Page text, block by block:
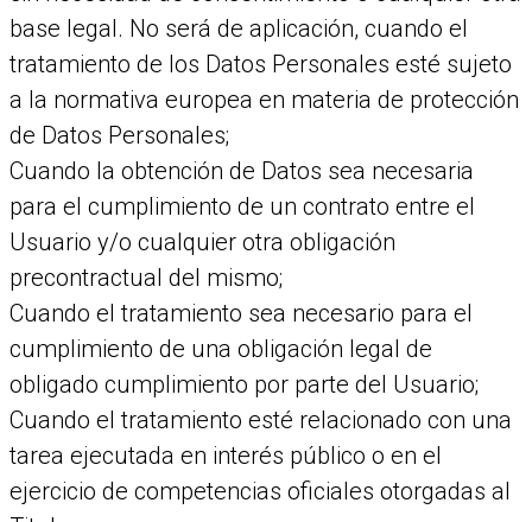
base legal. No será de aplicación, cuando el
tratamiento de los Datos Personales esté sujeto
a la normativa europea en materia de protección
de Datos Personales;
Cuando la obtención de Datos sea necesaria
para el cumplimiento de un contrato entre el
Usuario y/o cualquier otra obligación
precontractual del mismo;
Cuando el tratamiento sea necesario para el
cumplimiento de una obligación legal de
obligado cumplimiento por parte del Usuario;
Cuando el tratamiento esté relacionado con una
tarea ejecutada en interés público o en el
ejercicio de competencias oficiales otorgadas al